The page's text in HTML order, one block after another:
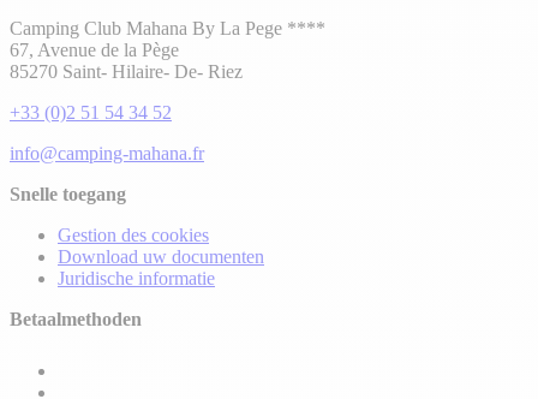
Camping Club Mahana By La Pege ****
67, Avenue de la Pège
85270 Saint- Hilaire- De- Riez
+33 (0)2 51 54 34 52
info@camping-mahana.fr
Snelle toegang
Gestion des cookies
Download uw documenten
Juridische informatie
Betaalmethoden